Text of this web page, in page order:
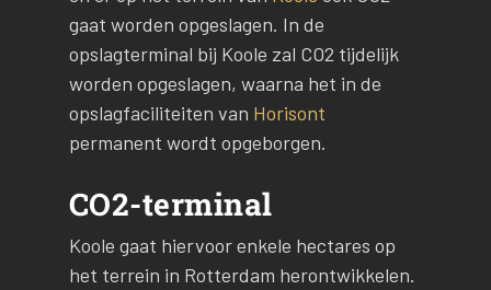
gaat worden opgeslagen. In de
opslagterminal bij Koole zal CO2 tijdelijk
worden opgeslagen, waarna het in de
opslagfaciliteiten van Horisont
permanent wordt opgeborgen.
CO2-terminal
Koole gaat hiervoor enkele hectares op
het terrein in Rotterdam herontwikkelen.